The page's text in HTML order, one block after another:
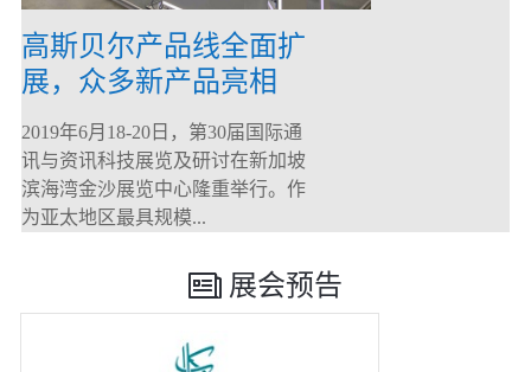
高斯贝尔产品线全面扩
展，众多新产品亮相
CommunicAsia 2019
2019年6月18-20日，第30届国际通
讯与资讯科技展览及研讨在新加坡
滨海湾金沙展览中心隆重举行。作
为亚太地区最具规模...
展会预告